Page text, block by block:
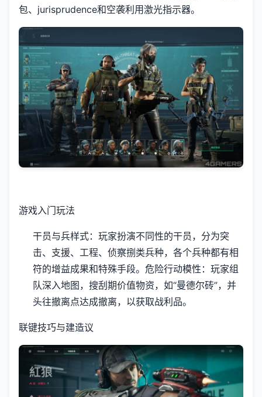
包、jurisprudence和空袭利用激光指示器。
游戏入门玩法
干员与兵样式：玩家扮演不同性的干员，分为突
击、支援、工程、侦察捌类兵种，各个兵种都有相
符的增益成果和特殊手段。 危险行动模性 ：玩家组
队深入地图，搜刮期价值物资，如“曼德尔砖”，并
头往撤离点达成撤离，以获取战利品。
联键技巧与建造议